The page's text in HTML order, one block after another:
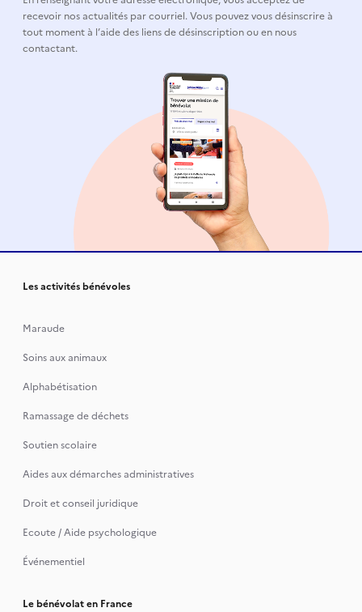
recevoir nos actualités par courriel. Vous pouvez vous désinscrire à
tout moment à l’aide des liens de désinscription ou en nous
contactant.
Les activités bénévoles
Maraude
Soins aux animaux
Alphabétisation
Ramassage de déchets
Soutien scolaire
Aides aux démarches administratives
Droit et conseil juridique
Ecoute / Aide psychologique
Événementiel
Le bénévolat en France